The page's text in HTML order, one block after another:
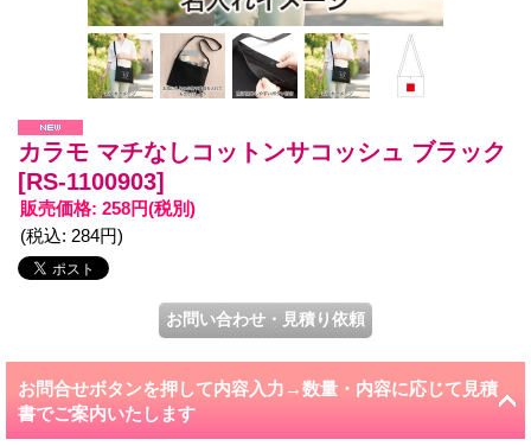
カラモ マチなしコットンサコッシュ ブラック
[RS-1100903]
販売価格: 258円(税別)
(税込: 284円)
お問合せボタンを押して内容入力→数量・内容に応じて見積
書でご案内いたします